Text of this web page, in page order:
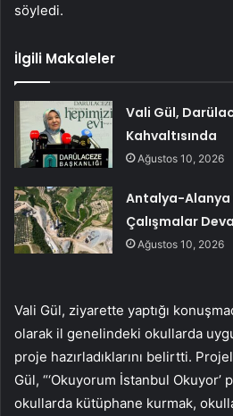
söyledi.
İlgili Makaleler
Vali Gül,
Kahvaltısında
Ağustos 10, 2026
Antalya-Alanya
Çalışmalar
Ağustos 10, 2026
Vali Gül, ziyarette yaptığı
olarak il genelindeki okullarda
proje hazırladıklarını belirtti.
Gül, “‘Okuyorum İstanbul Okuyor’
okullarda kütüphane kurmak,